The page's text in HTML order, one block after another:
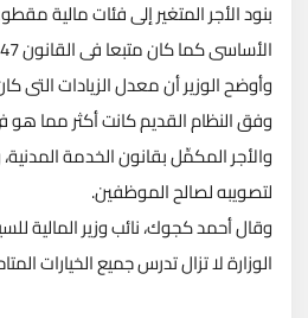
بنود الأجر المتغير إلى فئات مالية
الأساسى كما كان متبعا فى القانون 47 لسنة 1978م».
وأوضح الوزير أن معدل الزيادات
وفق النظام القديم كانت أكثر مما هو
والأجر المكمِّل بقانون الخدمة
لتصويبه لصالح الموظفين.
وقال أحمد كجوك، نائب وزير المالية
الوزارة لا تزال تدرس جميع الخيارات